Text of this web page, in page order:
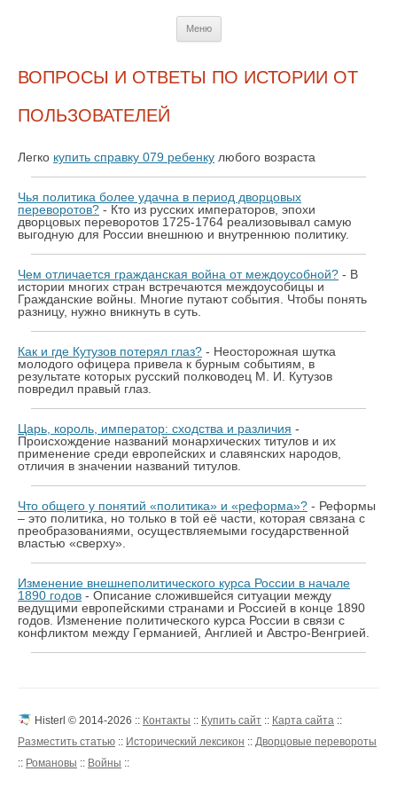
Меню
ВОПРОСЫ И ОТВЕТЫ ПО ИСТОРИИ ОТ
ПОЛЬЗОВАТЕЛЕЙ
Легко купить справку 079 ребенку любого возраста
Чья политика более удачна в период дворцовых
переворотов? - Кто из русских императоров, эпохи
дворцовых переворотов 1725-1764 реализовывал самую
выгодную для России внешнюю и внутреннюю политику.
Чем отличается гражданская война от междоусобной? - В
истории многих стран встречаются междоусобицы и
Гражданские войны. Многие путают события. Чтобы понять
разницу, нужно вникнуть в суть.
Как и где Кутузов потерял глаз? - Неосторожная шутка
молодого офицера привела к бурным событиям, в
результате которых русский полководец М. И. Кутузов
повредил правый глаз.
Царь, король, император: сходства и различия -
Происхождение названий монархических титулов и их
применение среди европейских и славянских народов,
отличия в значении названий титулов.
Что общего у понятий «политика» и «реформа»? - Реформы
– это политика, но только в той её части, которая связана с
преобразованиями, осуществляемыми государственной
властью «сверху».
Изменение внешнеполитического курса России в начале
1890 годов - Описание сложившейся ситуации между
ведущими европейскими странами и Россией в конце 1890
годов. Изменение политического курса России в связи с
конфликтом между Германией, Англией и Австро-Венгрией.
Histerl © 2014-2026 :: Контакты :: Купить сайт :: Карта сайта ::
Разместить статью :: Исторический лексикон :: Дворцовые перевороты
:: Романовы :: Войны ::